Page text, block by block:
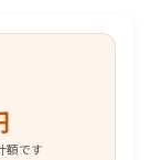
額です